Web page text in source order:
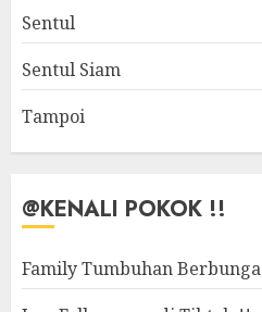
Sentul
Sentul Siam
Tampoi
@KENALI POKOK !!
Family Tumbuhan Berbunga